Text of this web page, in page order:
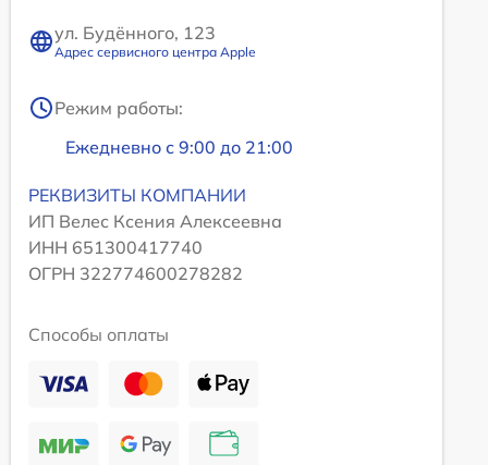
ул. Будённого, 123
Адрес сервисного центра Apple
Режим работы:
Ежедневно с 9:00 до 21:00
РЕКВИЗИТЫ КОМПАНИИ
ИП Велес Ксения Алексеевна
ИНН 651300417740
ОГРН 322774600278282
Способы оплаты